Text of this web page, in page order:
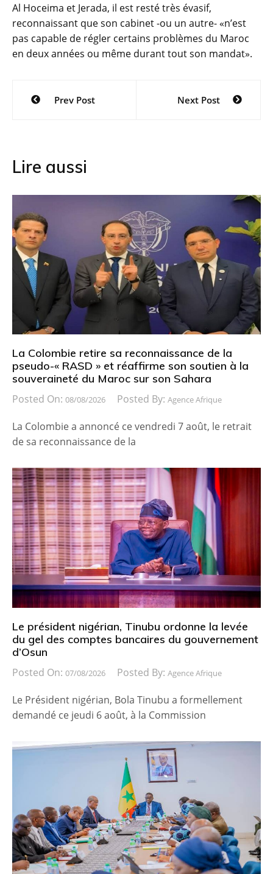
Al Hoceima et Jerada, il est resté très évasif,
reconnaissant que son cabinet -ou un autre- «n’est
pas capable de régler certains problèmes du Maroc
en deux années ou même durant tout son mandat».
Navigation
Prev Post Next Post
Lire aussi
La Colombie retire sa reconnaissance de la
pseudo-« RASD » et réaffirme son soutien à la
souveraineté du Maroc sur son Sahara
Posted On: 08/08/2026 Posted By: Agence Afrique
La Colombie a annoncé ce vendredi 7 août, le retrait
de sa reconnaissance de la
Le président nigérian, Tinubu ordonne la levée
du gel des comptes bancaires du gouvernement
d’Osun
Posted On: 07/08/2026 Posted By: Agence Afrique
Le Président nigérian, Bola Tinubu a formellement
demandé ce jeudi 6 août, à la Commission